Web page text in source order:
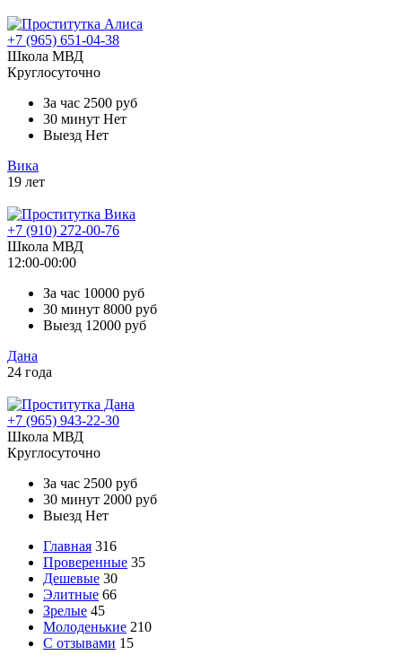
+7 (965) 651-04-38
Школа МВД
Круглосуточно
За час 2500 руб
30 минут Нет
Выезд Нет
Вика
19 лет
+7 (910) 272-00-76
Школа МВД
12:00-00:00
За час 10000 руб
30 минут 8000 руб
Выезд 12000 руб
Дана
24 года
+7 (965) 943-22-30
Школа МВД
Круглосуточно
За час 2500 руб
30 минут 2000 руб
Выезд Нет
Главная 316
Проверенные 35
Дешевые 30
Элитные 66
Зрелые 45
Молоденькие 210
С отзывами 15